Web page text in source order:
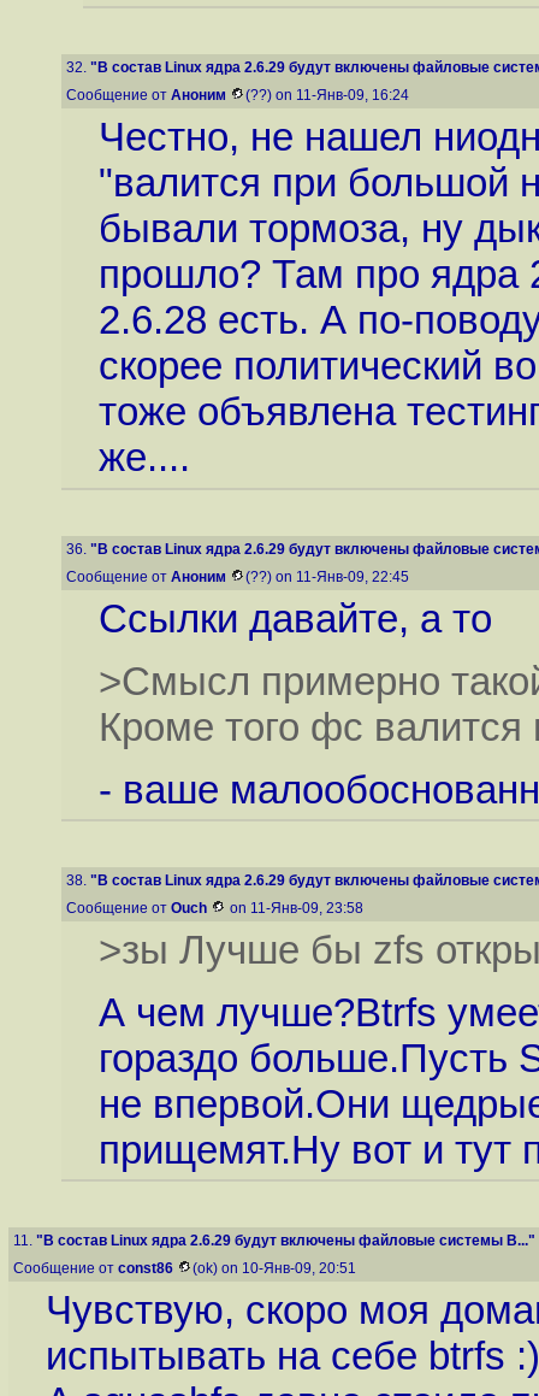
32. "В состав Linux ядра 2.6.29 будут включены файловые
Сообщение от Аноним (??) on 11-Янв-09, 16:24
Честно, не нашел
"валится при большой
бывали тормоза, ну
прошло? Там про ядра
2.6.28 есть. А по-
скорее политический
тоже объявлена
же....
36. "В состав Linux ядра 2.6.29 будут включены файловые
Сообщение от Аноним (??) on 11-Янв-09, 22:45
Ссылки давайте, а то
>Смысл примерно
Кроме того фс валится
- ваше
38. "В состав Linux ядра 2.6.29 будут включены файловые
Сообщение от Ouch on 11-Янв-09, 23:58
>зы Лучше бы zfs
А чем лучше?Btrfs
гораздо больше.Пусть
не впервой.Они
прищемят.Ну вот и тут
11. "В состав Linux ядра 2.6.29 будут включены файловые системы B..."
Сообщение от const86 (ok) on 10-Янв-09, 20:51
Чувствую, скоро моя
испытывать на себе btrfs :)